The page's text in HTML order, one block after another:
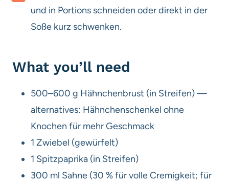
und in Portions schneiden oder direkt in der
Soße kurz schwenken.
What you’ll need
500–600 g Hähnchenbrust (in Streifen) —
alternatives: Hähnchenschenkel ohne
Knochen für mehr Geschmack
1 Zwiebel (gewürfelt)
1 Spitzpaprika (in Streifen)
300 ml Sahne (30 % für volle Cremigkeit; für